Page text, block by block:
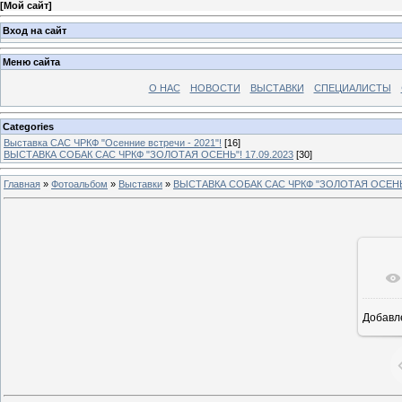
[Мой сайт]
Вход на сайт
Меню сайта
О НАС НОВОСТИ ВЫСТАВКИ СПЕЦИАЛИСТЫ
Categories
Выставка САС ЧРКФ "Осенние встречи - 2021"! [16]
ВЫСТАВКА СОБАК САС ЧРКФ "ЗОЛОТАЯ ОСЕНЬ"! 17.09.2023 [30]
Главная » Фотоальбом » Выставки » ВЫСТАВКА СОБАК САС ЧРКФ "ЗОЛОТАЯ